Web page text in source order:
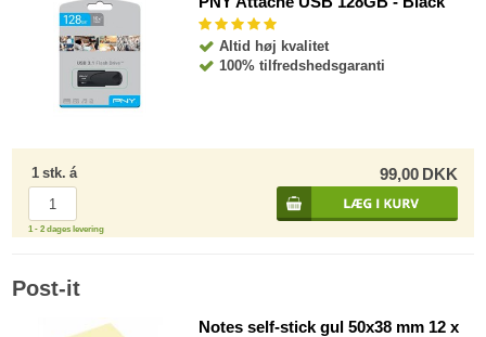
Altid høj kvalitet
100% tilfredshedsgaranti
1 stk. á 99,00 DKK
1 - 2 dages levering
Post-it
Notes self-stick gul 50x38 mm 12 x